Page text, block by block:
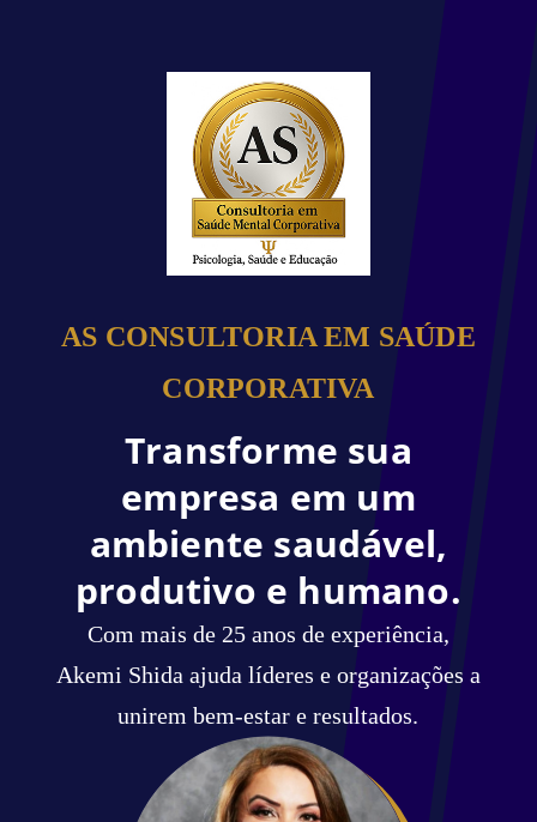
AS CONSULTORIA EM SAÚDE
CORPORATIVA
Transforme sua
empresa em um
ambiente saudável,
produtivo e humano.
Com mais de 25 anos de experiência,
Akemi Shida ajuda líderes e organizações a
unirem bem-estar e resultados.